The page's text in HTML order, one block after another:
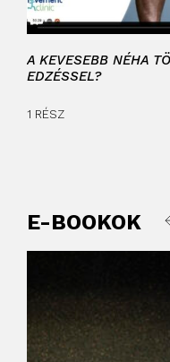
A KEVESEBB NÉHA
EDZÉSSEL?
1 RÉSZ
E-BOOKOK